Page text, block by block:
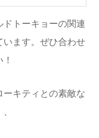
トーキョーの関連
ます。ぜひ合わせ
キティとの素敵な